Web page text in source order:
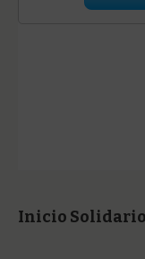
Inicio Solidario